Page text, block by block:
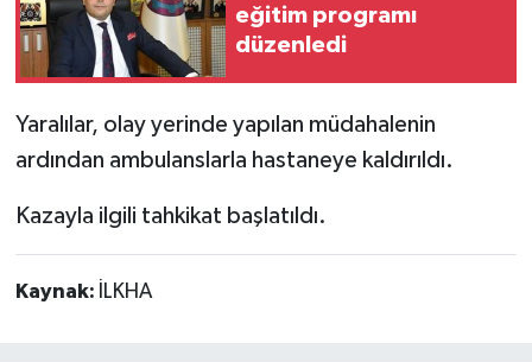
eğitim programı
düzenledi
Yaralılar, olay yerinde yapılan müdahalenin
ardından ambulanslarla hastaneye kaldırıldı.
Kazayla ilgili tahkikat başlatıldı.
Kaynak: İLKHA